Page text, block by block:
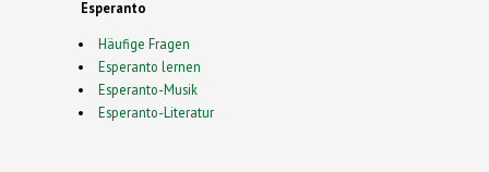
Esperanto
Häufige Fragen
Esperanto lernen
Esperanto-Musik
Esperanto-Literatur